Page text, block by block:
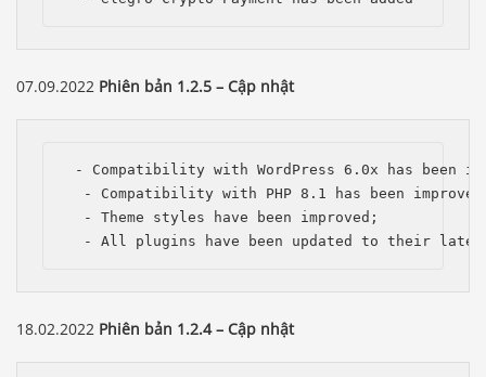
07.09.2022 Phiên bản 1.2.5 – Cập nhật
- Compatibility with WordPress 6.0x has been
- Compatibility with PHP 8.1 has been
  - Theme styles have been improved;
- All plugins have been updated to their
18.02.2022 Phiên bản 1.2.4 – Cập nhật